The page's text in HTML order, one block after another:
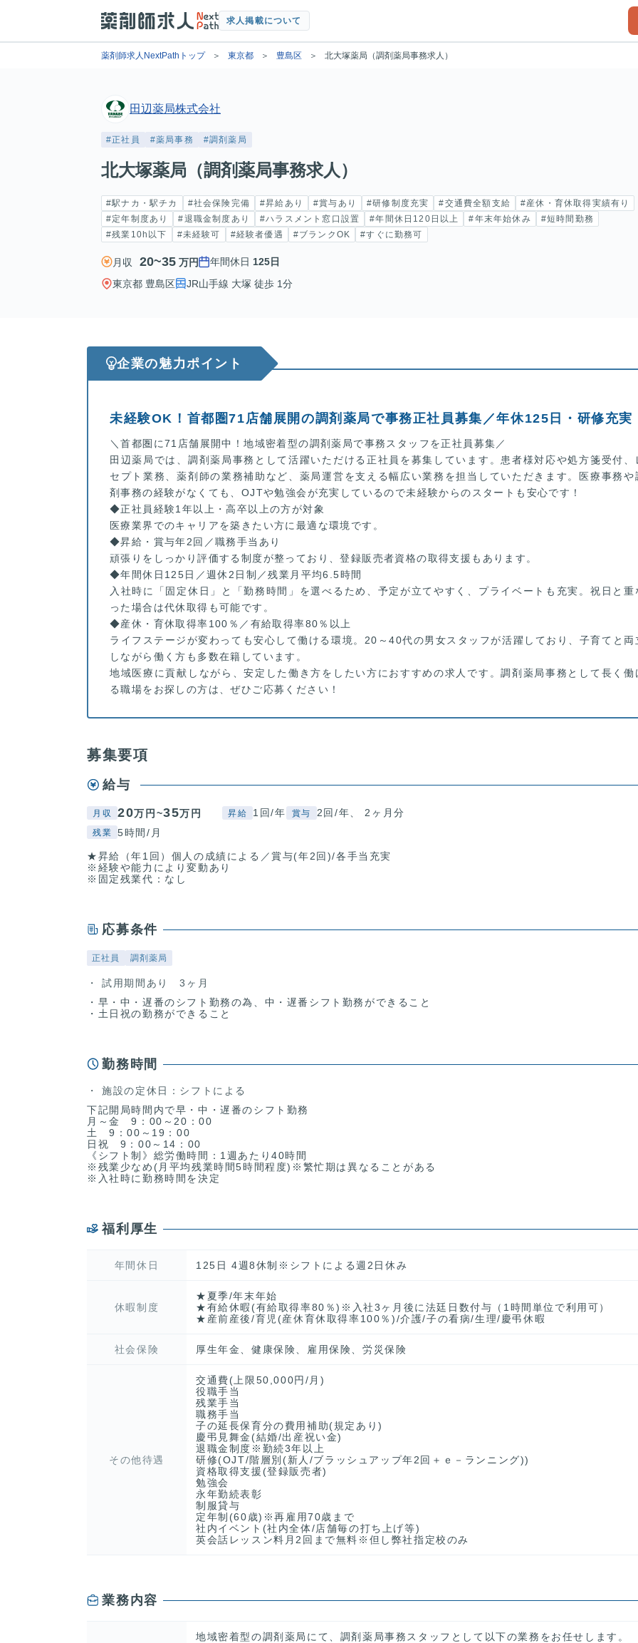
求人掲載について
薬剤師求人NextPathトップ 東京都 豊島区 北大塚薬局（調剤薬局事務求人）
田辺薬局株式会社
#正社員 #薬局事務 #調剤薬局
北大塚薬局（調剤薬局事務求人）
#駅ナカ・駅チカ #社会保険完備 #昇給あり #賞与あり #研修制度充実 #交通費全額支給
#産休・育休取得実績有り
#定年制度あり
#退職金制度あり #ハラスメント窓口設置 #年間休日120日以上 #年末年始休み
#短時間勤務
#残業10h以下
#未経験可 #経験者優遇 #ブランクOK #すぐに勤務可
月収 20~35 万円 年間休日 125日
東京都 豊島区
JR山手線 大塚 徒歩 1分
企業の魅力ポイント
未経験OK！首都圏71店舗展開の調剤薬局で事務正社員募集／年休125日・研修充実
＼首都圏に71店舗展開中！地域密着型の調剤薬局で事務スタッフを正社員募集／
田辺薬局では、調剤薬局事務として活躍いただける正社員を募集しています。患者様対応や処方箋受付、
セプト業務、薬剤師の業務補助など、薬局運営を支える幅広い業務を担当していただきます。医療事務や
剤事務の経験がなくても、OJTや勉強会が充実しているので未経験からのスタートも安心です！
◆正社員経験1年以上・高卒以上の方が対象
医療業界でのキャリアを築きたい方に最適な環境です。
◆昇給・賞与年2回／職務手当あり
頑張りをしっかり評価する制度が整っており、登録販売者資格の取得支援もあります。
◆年間休日125日／週休2日制／残業月平均6.5時間
入社時に「固定休日」と「勤務時間」を選べるため、予定が立てやすく、プライベートも充実。祝日と重
った場合は代休取得も可能です。
◆産休・育休取得率100％／有給取得率80％以上
ライフステージが変わっても安心して働ける環境。20～40代の男女スタッフが活躍しており、子育てと両
しながら働く方も多数在籍しています。
地域医療に貢献しながら、安定した働き方をしたい方におすすめの求人です。調剤薬局事務として長く働
る職場をお探しの方は、ぜひご応募ください！
募集要項
給与
月収 20万円~35万円 昇給 1回/年 賞与 2回/年、 2ヶ月分
残業 5時間/月
★昇給（年1回）個人の成績による／賞与(年2回)/各手当充実
※経験や能力により変動あり
※固定残業代：なし
応募条件
正社員 調剤薬局
試用期間あり 3ヶ月
・早・中・遅番のシフト勤務の為、中・遅番シフト勤務ができること
・土日祝の勤務ができること
勤務時間
施設の定休日：シフトによる
下記開局時間内で早・中・遅番のシフト勤務
月～金 9：00～20：00
土 9：00～19：00
日祝 9：00～14：00
《シフト制》総労働時間：1週あたり40時間
※残業少なめ(月平均残業時間5時間程度)※繁忙期は異なることがある
※入社時に勤務時間を決定
福利厚生
年間休日 125日 4週8休制※シフトによる週2日休み
休暇制度
★夏季/年末年始
★有給休暇(有給取得率80％)※入社3ヶ月後に法廷日数付与（1時間単位で利用可）
★産前産後/育児(産休育休取得率100％)/介護/子の看病/生理/慶弔休暇
社会保険 厚生年金、健康保険、雇用保険、労災保険
その他待遇
交通費(上限50,000円/月)
役職手当
残業手当
職務手当
子の延長保育分の費用補助(規定あり)
慶弔見舞金(結婚/出産祝い金)
退職金制度※勤続3年以上
研修(OJT/階層別(新人/ブラッシュアップ年2回＋ｅ－ランニング))
資格取得支援(登録販売者)
勉強会
永年勤続表彰
制服貸与
定年制(60歳)※再雇用70歳まで
社内イベント(社内全体/店舗毎の打ち上げ等)
英会話レッスン料月2回まで無料※但し弊社指定校のみ
業務内容
地域密着型の調剤薬局にて、調剤薬局事務スタッフとして以下の業務をお任せします。